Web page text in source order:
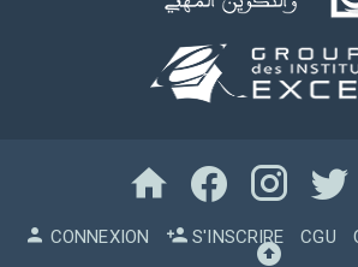
CONNEXION S'INSCRIRE CGU